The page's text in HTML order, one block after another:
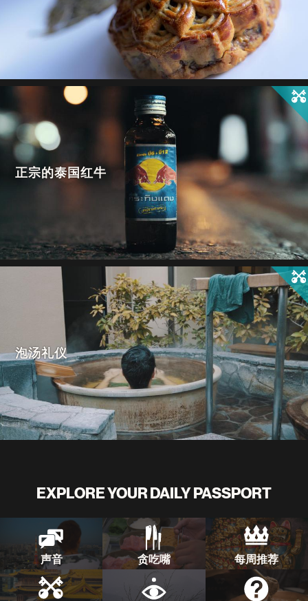
正宗的泰国红牛
泡汤礼仪
EXPLORE YOUR DAILY PASSPORT
声音 贪吃嘴 每周推荐